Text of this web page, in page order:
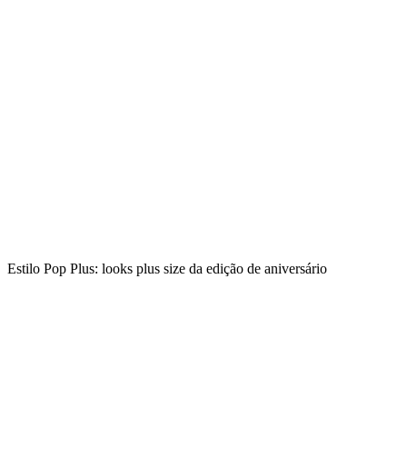
Estilo Pop Plus: looks plus size da edição de aniversário